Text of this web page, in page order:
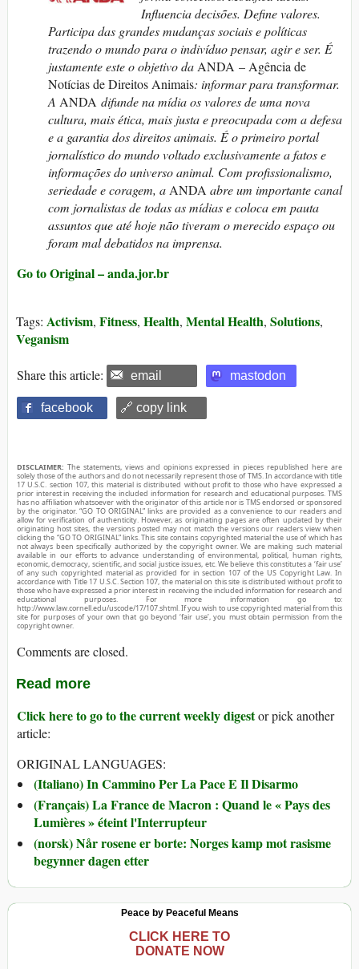
Influencia decisões. Define valores.
Participa das grandes mudanças sociais e políticas
trazendo o mundo para o indivíduo pensar, agir e ser. É
justamente este o objetivo daANDA – Agência de
Notícias de Direitos Animais: informar para transformar.
A ANDA difunde na mídia os valores de uma nova
cultura, mais ética, mais justa e preocupada com a defesa
e a garantia dos direitos animais. É o primeiro portal
jornalístico do mundo voltado exclusivamente a fatos e
informações do universo animal. Com profissionalismo,
seriedade e coragem, aANDA abre um importante canal
com jornalistas de todas as mídias e coloca em pauta
assuntos que até hoje não tiveram o merecido espaço ou
foram mal debatidos na imprensa.
Go to Original – anda.jor.br
Tags: Activism, Fitness, Health, Mental Health, Solutions,
Veganism
Share this article: email mastodon
facebook 🔗 copy link
DISCLAIMER: The statements, views and opinions expressed in pieces republished here are
solely those of the authors and do not necessarily represent those of TMS. In accordance with title
17 U.S.C. section 107, this material is distributed without profit to those who have expressed a
prior interest in receiving the included information for research and educational purposes. TMS
has no affiliation whatsoever with the originator of this article nor is TMS endorsed or sponsored
by the originator. “GO TO ORIGINAL” links are provided as a convenience to our readers and
allow for verification of authenticity. However, as originating pages are often updated by their
originating host sites, the versions posted may not match the versions our readers view when
clicking the “GO TO ORIGINAL” links. This site contains copyrighted material the use of which has
not always been specifically authorized by the copyright owner. We are making such material
available in our efforts to advance understanding of environmental, political, human rights,
economic, democracy, scientific, and social justice issues, etc. We believe this constitutes a ‘fair use’
of any such copyrighted material as provided for in section 107 of the US Copyright Law. In
accordance with Title 17 U.S.C. Section 107, the material on this site is distributed without profit to
those who have expressed a prior interest in receiving the included information for research and
educational purposes. For more information go to:
http://www.law.cornell.edu/uscode/17/107.shtml. If you wish to use copyrighted material from this
site for purposes of your own that go beyond ‘fair use’, you must obtain permission from the
copyright owner.
Comments are closed.
Read more
Click here to go to the current weekly digestor pick another
article:
ORIGINAL LANGUAGES:
(Italiano) In Cammino Per La Pace E Il Disarmo
(Français) La France de Macron : Quand le « Pays des
Lumières » éteint l'Interrupteur
(norsk) Når rosene er borte: Norges kamp mot rasisme
begynner dagen etter
Peace by Peaceful Means
CLICK HERE TO
DONATE NOW